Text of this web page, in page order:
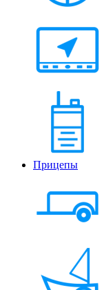
Прицепы